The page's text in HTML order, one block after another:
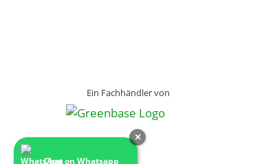
Chat on Whatsapp
×
Ein Fachhändler von